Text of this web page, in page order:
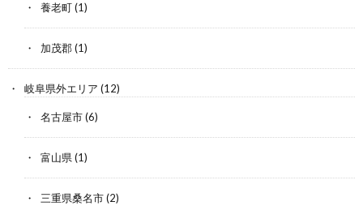
養老町(1)
加茂郡(1)
岐阜県外エリア (12)
名古屋市(6)
富山県(1)
三重県桑名市(2)